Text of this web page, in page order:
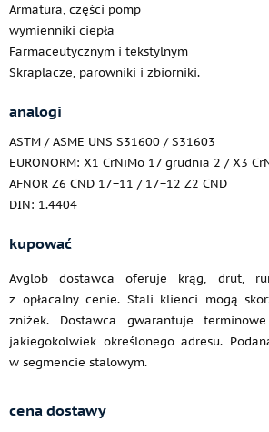
Armatura, części pomp
wymienniki ciepła
Farmaceutycznym i tekstylnym
Skraplacze, parowniki i zbiorniki.
analogi
ASTM / ASME UNS S31600 / S31603
EURONORM: X1 CrNiMo 17 grudnia 2 / X3
AFNOR Z6 CND 17−11 / 17−12 Z2 CND
DIN: 1.4404
kupować
Avglob dostawca oferuje krąg, drut,
z opłacalny cenie. Stali klienci mogą
zniżek. Dostawca gwarantuje
jakiegokolwiek określonego adresu.
w segmencie stalowym.
cena dostawy